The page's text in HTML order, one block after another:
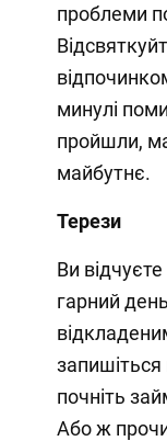
проблеми
минулі
пройшли,
майбутнє.
Терези
Ви
гарний
почніть
Або ж